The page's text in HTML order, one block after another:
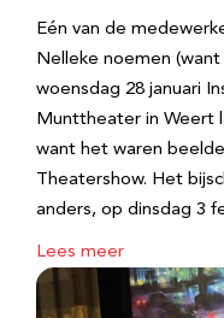
Eén van de
Nelleke noemen
woensdag 28 januari
Munttheater in Weert
want het waren
Theatershow. Het
anders, op dinsdag 3
Lees meer